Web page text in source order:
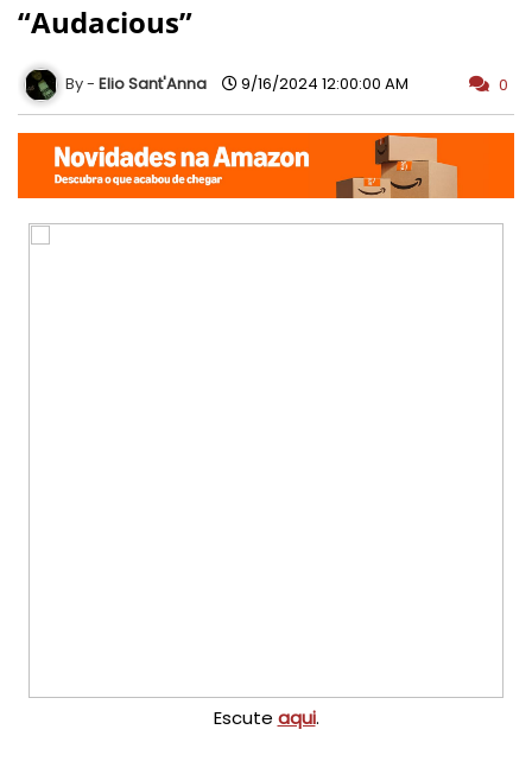
“Audacious”
Elio Sant'Anna 9/16/2024 12:00:00 AM 0
Escute aqui.